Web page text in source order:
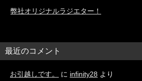
弊社オリジナルラジエター！
最近のコメント
お引越しです。 に infinity28 より